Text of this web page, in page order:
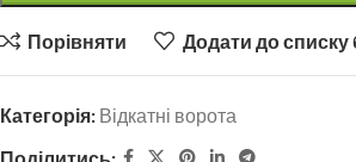
Порівняти Додати до списку
Категорія: Відкатні ворота